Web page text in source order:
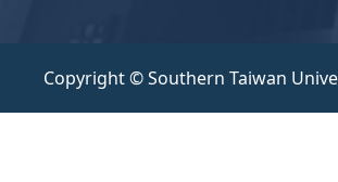
Copyright © Southern Taiwan